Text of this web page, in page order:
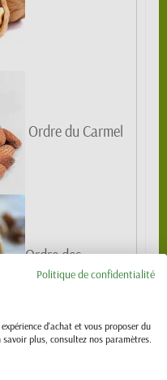
Ordre du Carmel
Ordre des
Politique de confidentialité
d'achat et vous proposer du
plus, consultez nos paramètres.